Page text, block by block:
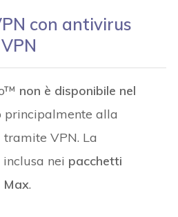
con antivirus
non è disponibile nel
principalmente alla
VPN. La
nei pacchetti
Max.